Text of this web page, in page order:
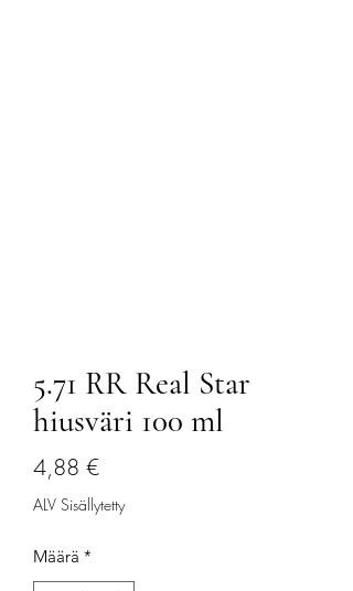
5.71 RR Real Star
hiusväri 100 ml
4,88 €Hinta
ALV Sisällytetty
Määrä *